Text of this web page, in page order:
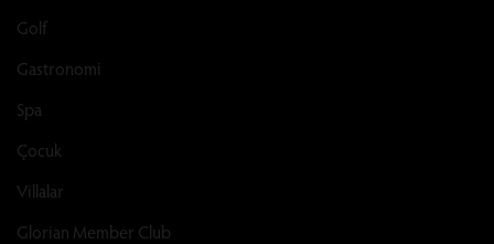
Golf
Gastronomi
Spa
Çocuk
Villalar
Glorian Member Club